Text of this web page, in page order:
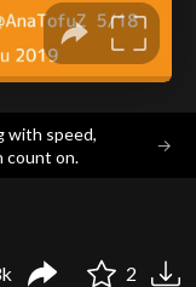
with speed,
count on.
→
2